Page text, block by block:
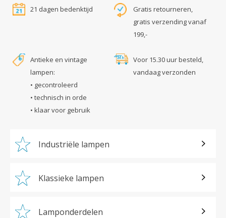
21 dagen bedenktijd
Gratis retourneren,
gratis verzending vanaf
199,-
Antieke en vintage
lampen:
• gecontroleerd
• technisch in orde
• klaar voor gebruik
Voor 15.30 uur besteld,
vandaag verzonden
Industriële lampen
Klassieke lampen
Lamponderdelen